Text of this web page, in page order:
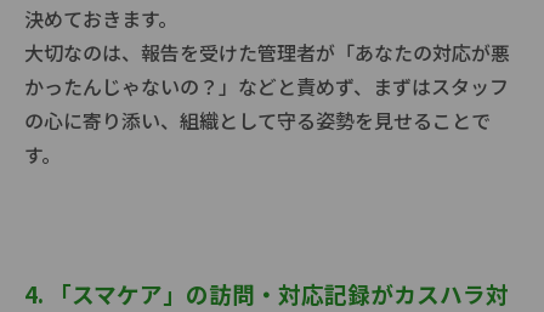
決めておきます。
大切なのは、報告を受けた管理者が「あなたの対応が悪
かったんじゃないの？」などと責めず、まずはスタッフ
の心に寄り添い、組織として守る姿勢を見せることで
す。
4. 「スマケア」の訪問・対応記録がカスハラ対